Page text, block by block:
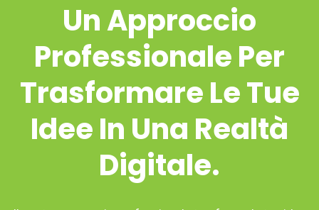
Un Approccio
Professionale Per
Trasformare Le Tue
Idee In Una Realtà
Digitale.